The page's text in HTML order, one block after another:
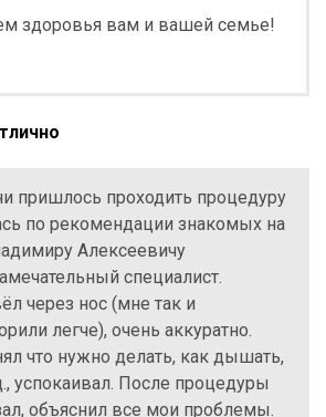
здоровья вам и вашей семье!
пришлось проходить процедуру
по рекомендации знакомых на
Алексеевичу
специалист.
через нос (мне так и
легче), очень аккуратно.
что нужно делать, как дышать,
успокаивал. После процедуры
объяснил все мои проблемы.